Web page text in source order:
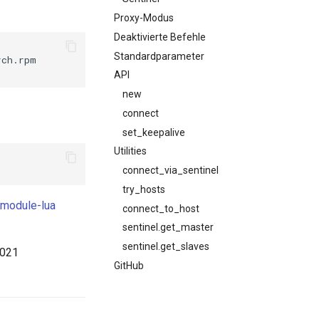
Proxy-Modus
Deaktivierte Befehle
Standardparameter
API
new
connect
set_keepalive
Utilities
connect_via_sentinel
try_hosts
connect_to_host
sentinel.get_master
sentinel.get_slaves
GitHub
lua